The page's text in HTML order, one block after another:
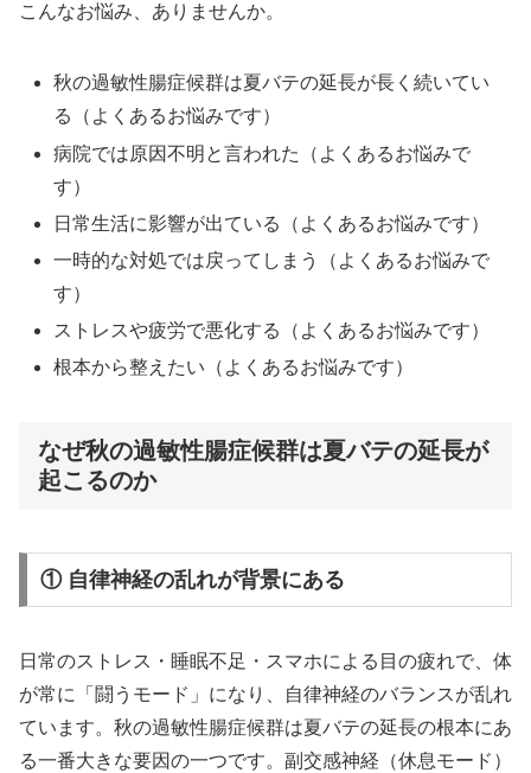
こんなお悩み、ありませんか。
秋の過敏性腸症候群は夏バテの延長が長く続いてい
る（よくあるお悩みです）
病院では原因不明と言われた（よくあるお悩みで
す）
日常生活に影響が出ている（よくあるお悩みです）
一時的な対処では戻ってしまう（よくあるお悩みで
す）
ストレスや疲労で悪化する（よくあるお悩みです）
根本から整えたい（よくあるお悩みです）
なぜ秋の過敏性腸症候群は夏バテの延長が
起こるのか
① 自律神経の乱れが背景にある
日常のストレス・睡眠不足・スマホによる目の疲れで、体
が常に「闘うモード」になり、自律神経のバランスが乱れ
ています。秋の過敏性腸症候群は夏バテの延長の根本にあ
る一番大きな要因の一つです。副交感神経（休息モード）